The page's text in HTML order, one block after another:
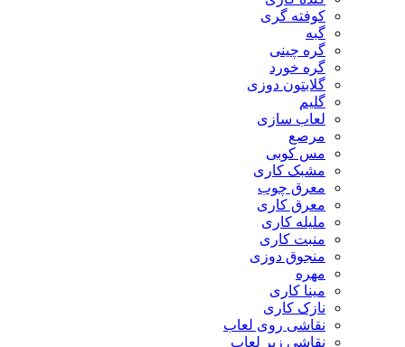
کوفته گری
گبه
گره چینی
گره خورد
گلابتون دوزی
گلیم
لعاب سازی
مرصع
مس کوبی
مشبک کاری
معرق چوب
معرق کاری
مليله کاری
منبت کاری
منجوق دوزی
مهره
مینا کاری
نازک کاری
نقاشی روی لعاب
نقاشی زیر لعاب